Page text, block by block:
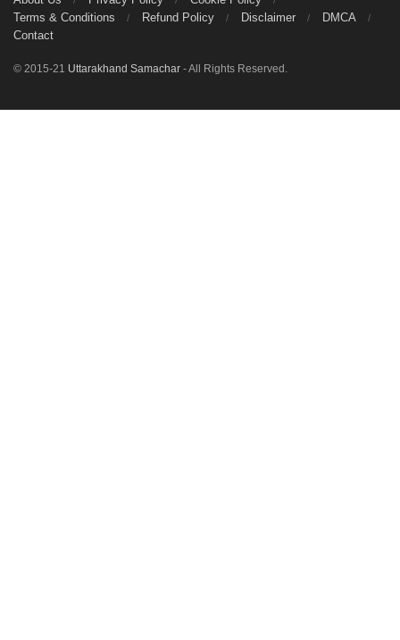
Terms & Conditions
Refund Policy Disclaimer
DMCA
Contact
© 2015-21 Uttarakhand Samachar - All Rights Reserved.